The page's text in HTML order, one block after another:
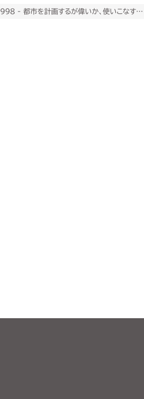
998 - 都市を計画するが偉いか、使いこなすが